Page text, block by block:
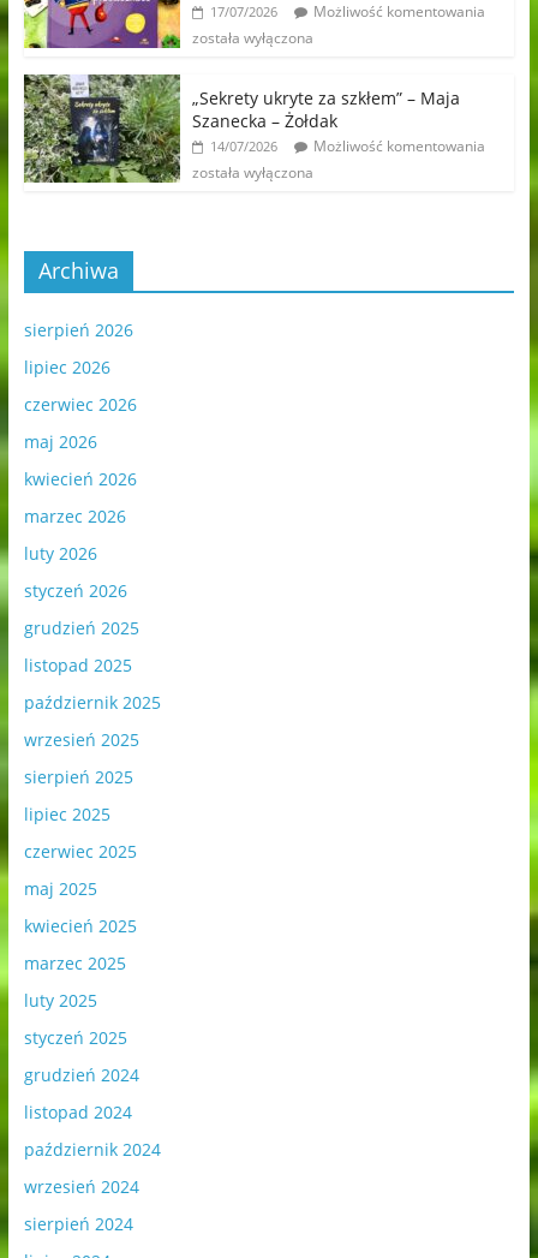
17/07/2026
Możliwość komentowania
została wyłączona
„Sekrety ukryte za szkłem” – Maja
Szanecka – Żołdak
14/07/2026
Możliwość komentowania
została wyłączona
Archiwa
sierpień 2026
lipiec 2026
czerwiec 2026
maj 2026
kwiecień 2026
marzec 2026
luty 2026
styczeń 2026
grudzień 2025
listopad 2025
październik 2025
wrzesień 2025
sierpień 2025
lipiec 2025
czerwiec 2025
maj 2025
kwiecień 2025
marzec 2025
luty 2025
styczeń 2025
grudzień 2024
listopad 2024
październik 2024
wrzesień 2024
sierpień 2024